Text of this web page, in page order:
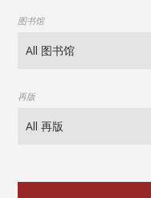
图书馆
再版